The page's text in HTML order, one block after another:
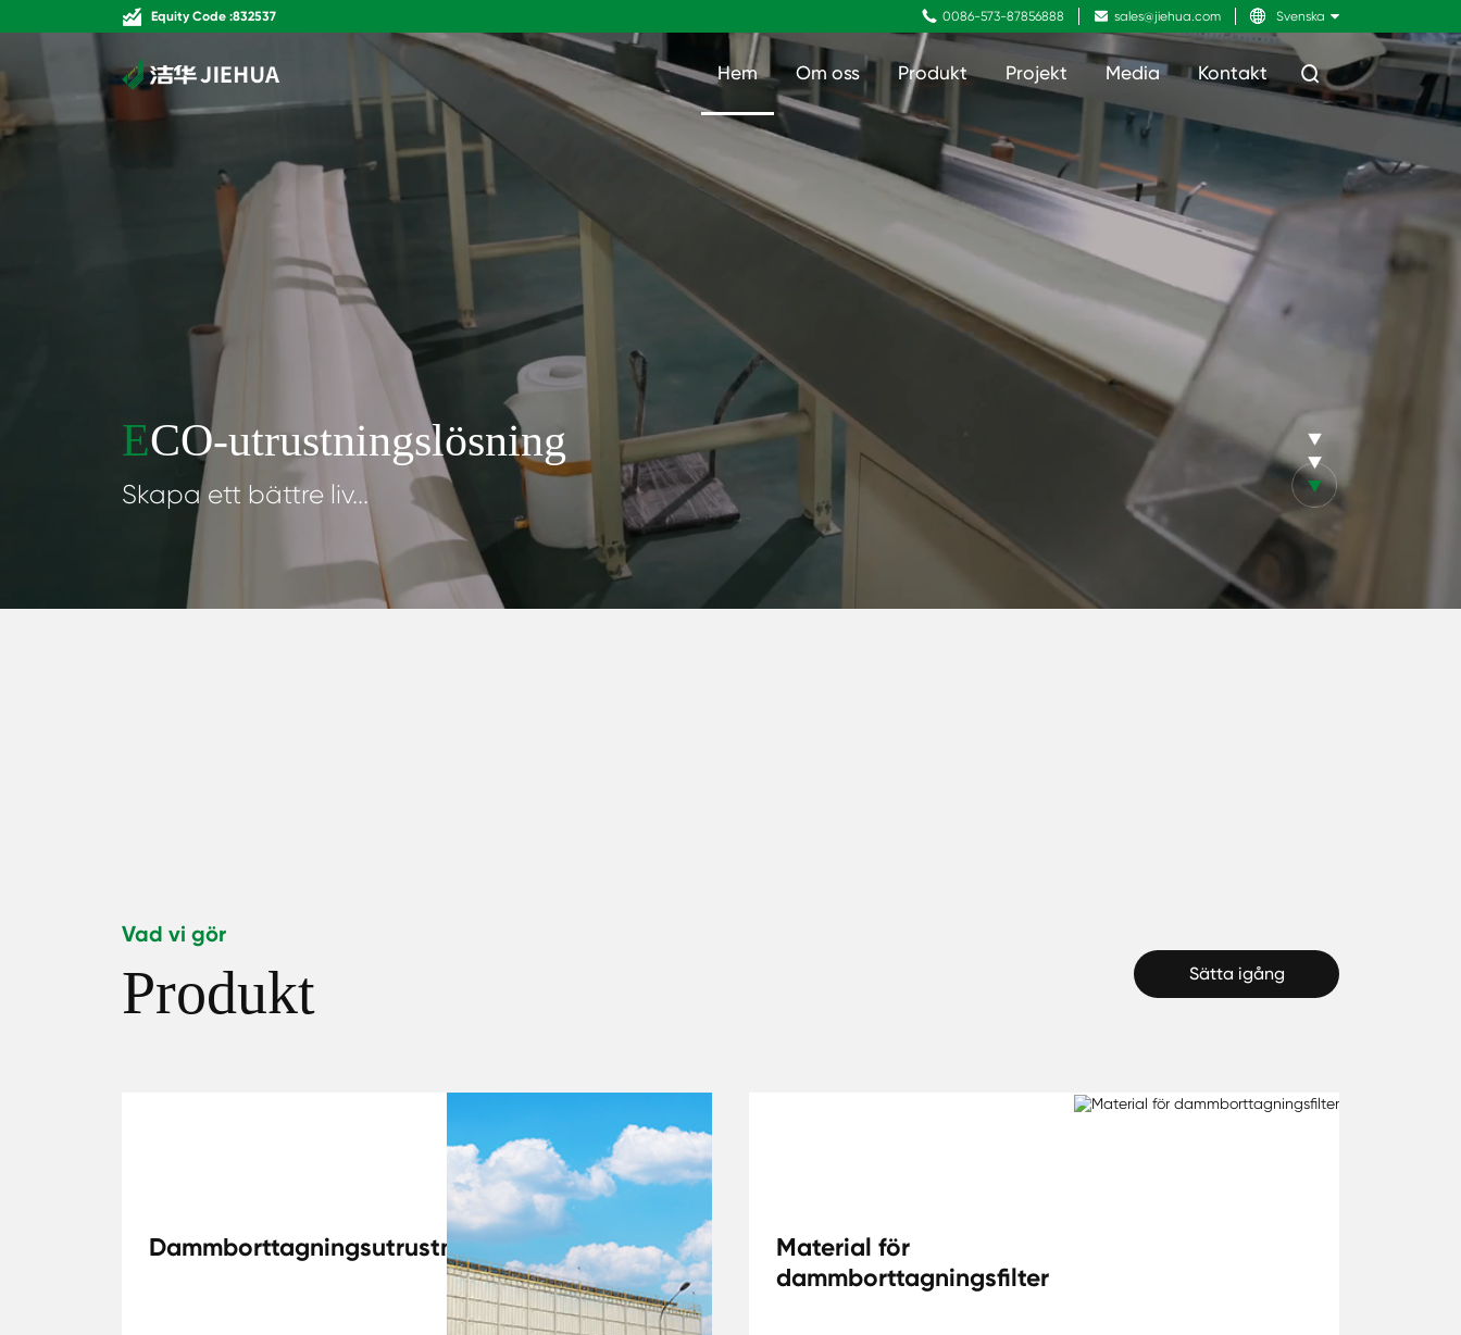
Equity Code :832537  0086-573-87856888  sales@jiehua.com  Svenska
Hem Om oss Produkt Projekt Media Kontakt 
ECO-utrustningslösning
Skapa ett bättre liv...
Vad vi gör
Produkt Sätta igång
Dammborttagningsutrustning
Material för
dammborttagningsfilter